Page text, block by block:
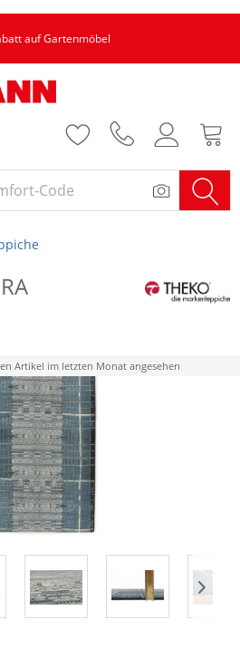
auf Gartenmöbel
Artikel im letzten Monat angesehen